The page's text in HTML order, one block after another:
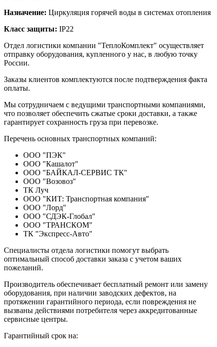
Назначение: Циркуляция горячей воды в системах отопления
Класс защиты: IP22
Отдел логистики компании "ТеплоКомплект" осуществляет
отправку оборудования, купленного у нас, в любую точку
России.
Заказы клиентов комплектуются после подтверждения факта
оплаты.
Мы сотрудничаем с ведущими транспортными компаниями,
что позволяет обеспечить сжатые сроки доставки, а также
гарантирует сохранность груза при перевозке.
Перечень основных транспортных компаний:
ООО "ПЭК"
ООО "Кашалот"
ООО "БАЙКАЛ-СЕРВИС ТК"
ООО "Возовоз"
ТК Луч
ООО "КИТ: Транспортная компания"
ООО "Лорд"
ООО "СДЭК-Глобал"
ООО "ТРАНСКОМ"
ТК "Экспресс-Авто"
Специалисты отдела логистики помогут выбрать
оптимальный способ доставки заказа с учетом ваших
пожеланий.
Производитель обеспечивает бесплатный ремонт или замену
оборудования, при наличии заводских дефектов, на
протяжении гарантийного периода, если повреждения не
вызваны действиями потребителя через аккредитованные
сервисные центры.
Гарантийный срок на: